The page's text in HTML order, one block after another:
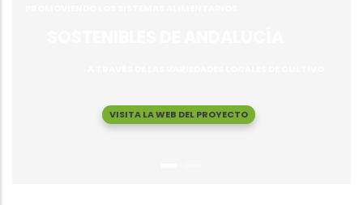
VISITA LA WEB DEL PROYECTO